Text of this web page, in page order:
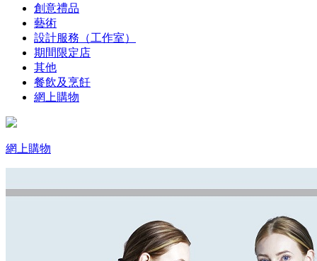
創意禮品
藝術
設計服務（工作室）
期間限定店
其他
餐飲及烹飪
網上購物
網上購物